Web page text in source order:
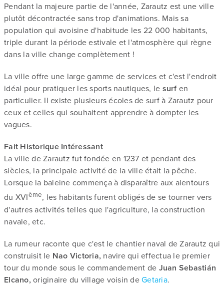
Pendant la majeure partie de l'année, Zarautz est une ville
plutôt décontractée sans trop d'animations. Mais sa
population qui avoisine d'habitude les 22 000 habitants,
triple durant la période estivale et l'atmosphère qui règne
dans la ville change complètement !
La ville offre une large gamme de services et c'est l'endroit
idéal pour pratiquer les sports nautiques, le surf en
particulier. Il existe plusieurs écoles de surf à Zarautz pour
ceux et celles qui souhaitent apprendre à dompter les
vagues.
Fait Historique Intéressant
La ville de Zarautz fut fondée en 1237 et pendant des
siècles, la principale activité de la ville était la pêche.
Lorsque la baleine commença à disparaître aux alentours
du XVIème, les habitants furent obligés de se tourner vers
d'autres activités telles que l'agriculture, la construction
navale, etc.
La rumeur raconte que c'est le chantier naval de Zarautz qui
construisit le Nao Victoria, navire qui effectua le premier
tour du monde sous le commandement de Juan Sebastián
Elcano, originaire du village voisin deGetaria.